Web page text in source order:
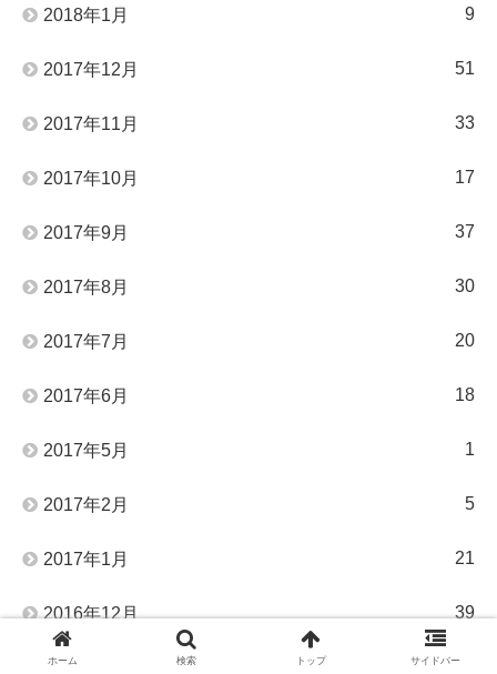
2018年1月 9
2017年12月 51
2017年11月 33
2017年10月 17
2017年9月 37
2017年8月 30
2017年7月 20
2017年6月 18
2017年5月 1
2017年2月 5
2017年1月 21
2016年12月 39
2016年11月 17
ホーム 検索 トップ サイドバー